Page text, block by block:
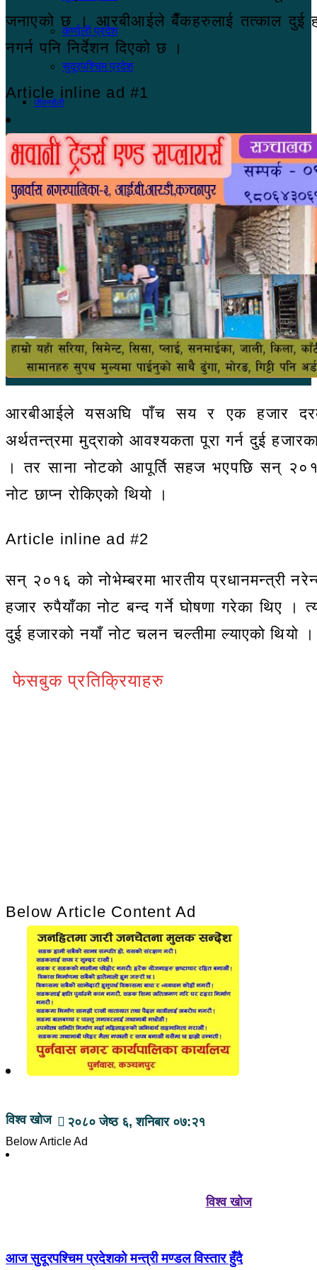
कर्णाली प्रदेश
सुदूरपश्चिम प्रदेश
जीवनशैली
सूचना प्रविधि
खेलकुद
Switch skin
लगइन
Follow
Kanchanpur 27℃
जनाएको छ । आरबीआईले बैँकहरुलाई तत्काल दुई
नगर्न पनि निर्देशन दिएको छ ।
Article inline ad #1
आरबीआईले यसअघि पाँच सय र एक हजार
अर्थतन्त्रमा मुद्राको आवश्यकता पूरा गर्न दुई
। तर साना नोटको आपूर्ति सहज भएपछि सन्
नोट छाप्न रोकिएको थियो ।
Article inline ad #2
सन् २०१६ को नोभेम्बरमा भारतीय प्रधानमन्त्री
हजार रुपैयाँका नोट बन्द गर्ने घोषणा गरेका थिए ।
दुई हजारको नयाँ नोट चलन चल्तीमा ल्याएको थियो ।
फेसबुक प्रतिक्रियाहरु
Below Article Content Ad
विश्व खोज २०८० जेष्ठ ६, शनिबार ०७:२१
Below Article Ad
विश्व खोज
आज सुदूरपश्चिम प्रदेशको मन्त्री मण्डल विस्तार हुँदै